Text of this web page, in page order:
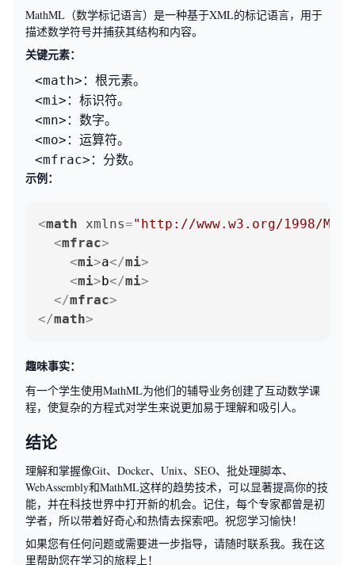
MathML（数学标记语言）是一种基于XML的标记语言，用于
描述数学符号并捕获其结构和内容。
关键元素：
<math> ：根元素。
<mi> ：标识符。
<mn> ：数字。
<mo> ：运算符。
<mfrac> ：分数。
示例：
<math xmlns="http://www.w3.org/1998/
<mfrac>
<mi>a</mi>
<mi>b</mi>
</mfrac>
</math>
趣味事实：
有一个学生使用MathML为他们的辅导业务创建了互动数学课
程，使复杂的方程式对学生来说更加易于理解和吸引人。
结论
理解和掌握像Git、Docker、Unix、SEO、批处理脚本、
WebAssembly和MathML这样的趋势技术，可以显著提高你的技
能，并在科技世界中打开新的机会。记住，每个专家都曾是初
学者，所以带着好奇心和热情去探索吧。祝您学习愉快！
如果您有任何问题或需要进一步指导，请随时联系我。我在这
里帮助您在学习的旅程上！